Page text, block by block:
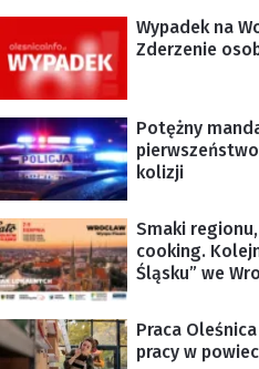
Wypadek na
Zderzenie
Potężny
kolizji
Smaki
cooking.
Śląsku” we
Praca
pracy w